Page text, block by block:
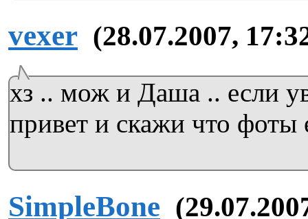
vexer (28.07.2007,
хз .. мож и Даша .. если
привет и скажи что фоты
SimpleBone